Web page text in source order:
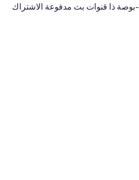
تليفزيون بلازما بحجم 55-بوصة ذا قنوات بث مدفوعة الاشتراك